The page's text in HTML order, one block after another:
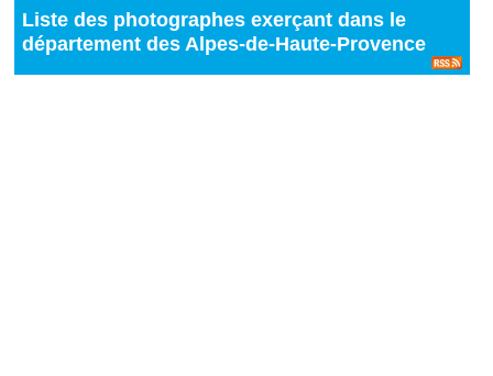
Liste des photographes exerçant dans le
département des Alpes-de-Haute-Provence